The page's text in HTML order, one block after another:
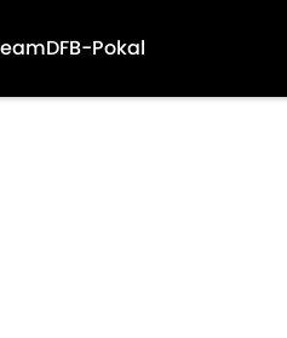
DFB-Pokal